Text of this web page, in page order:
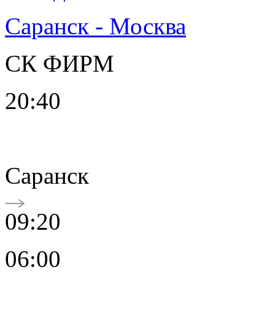
Саранск - Москва
СК ФИРМ
20:40
Саранск
09:20
06:00